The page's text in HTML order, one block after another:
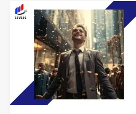
موقع
تعليمي
مجاني
أسرار
التفوق
المذهل
72%